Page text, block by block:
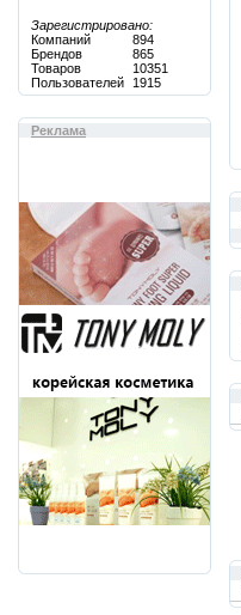
Зарегистрировано:
Компаний
894
Брендов
865
Товаров
10351
Пользователей
1915
Реклама